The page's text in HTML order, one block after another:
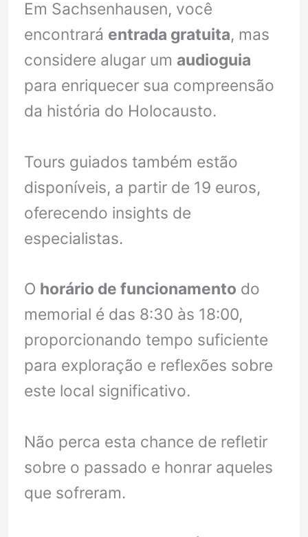
Em Sachsenhausen, você
encontrará entrada gratuita, mas
considere alugar um audioguia
para enriquecer sua compreensão
da história do Holocausto.
Tours guiados também estão
disponíveis, a partir de 19 euros,
oferecendo insights de
especialistas.
O horário de funcionamento do
memorial é das 8:30 às 18:00,
proporcionando tempo suficiente
para exploração e reflexões sobre
este local significativo.
Não perca esta chance de refletir
sobre o passado e honrar aqueles
que sofreram.